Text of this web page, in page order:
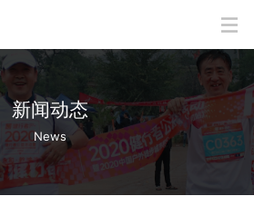
新闻动态
News